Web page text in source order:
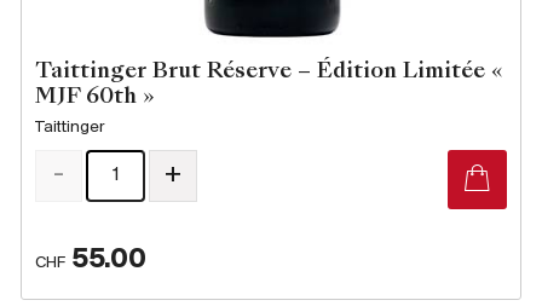
Taittinger Brut Réserve – Édition Limitée «
MJF 60th »
Taittinger
CHF 55.00
- +